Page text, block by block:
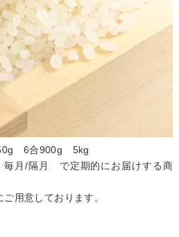
6合900g 5kg
毎月/隔月 で定期的にお届けする商
用意しております。